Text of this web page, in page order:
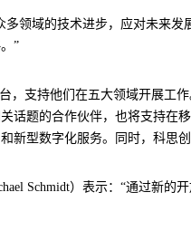
领域的技术进步，应对未来
”
，支持他们在五大领域开展工
话题的合作伙伴，也将支持在
新型数字化服务。同时，科思
Schmidt）表示：“通过新